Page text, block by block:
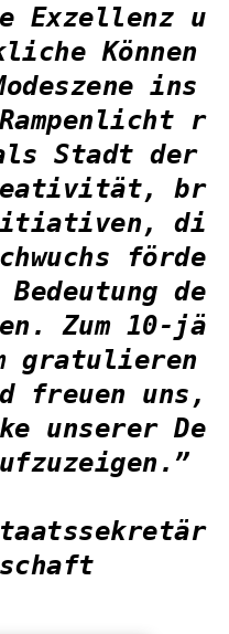
Exzellenz u
Können
ins
r
Stadt der
br
di
förde
de
Zum 10-jä
gratulieren
freuen uns,
unserer De